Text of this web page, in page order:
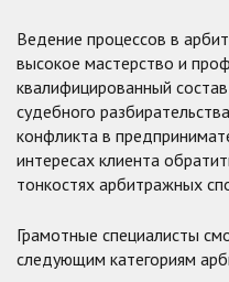
Ведение процессов в
высокое мастерство и
квалифицированный
судебного
конфликта в
интересах клиента
тонкостях арбитражных
Грамотные специалисты
следующим категориям